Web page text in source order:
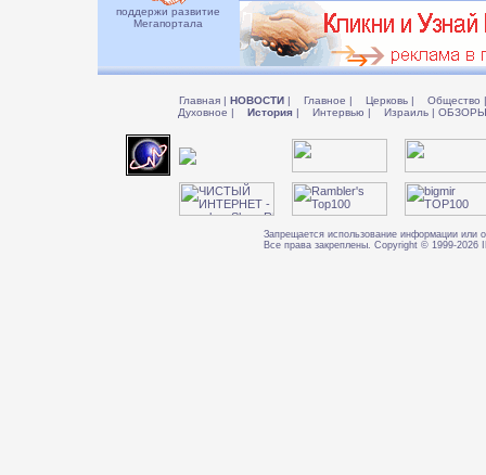
поддержи развитие
Мегапортала
Главная | НОВОСТИ | Главное | Церковь | Общество |
Духовное | История | Интервью | Израиль |
Запрещается использование информации или
Все права закреплены. Copyright © 1999-